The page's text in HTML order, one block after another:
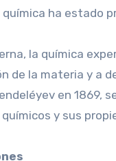
ha estado
la química
de la materia y a
en
y sus